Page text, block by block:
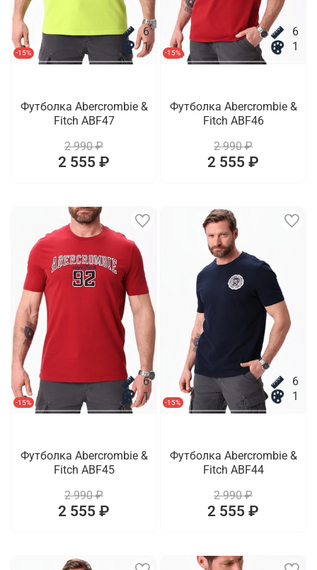
-15%
6
1
Футболка Abercrombie &
Fitch ABF47
2 990 ₽
2 555 ₽
-15%
6
1
Футболка Abercrombie &
Fitch ABF46
2 990 ₽
2 555 ₽
-15%
6
1
Футболка Abercrombie &
Fitch ABF45
2 990 ₽
2 555 ₽
-15%
6
1
Футболка Abercrombie &
Fitch ABF44
2 990 ₽
2 555 ₽